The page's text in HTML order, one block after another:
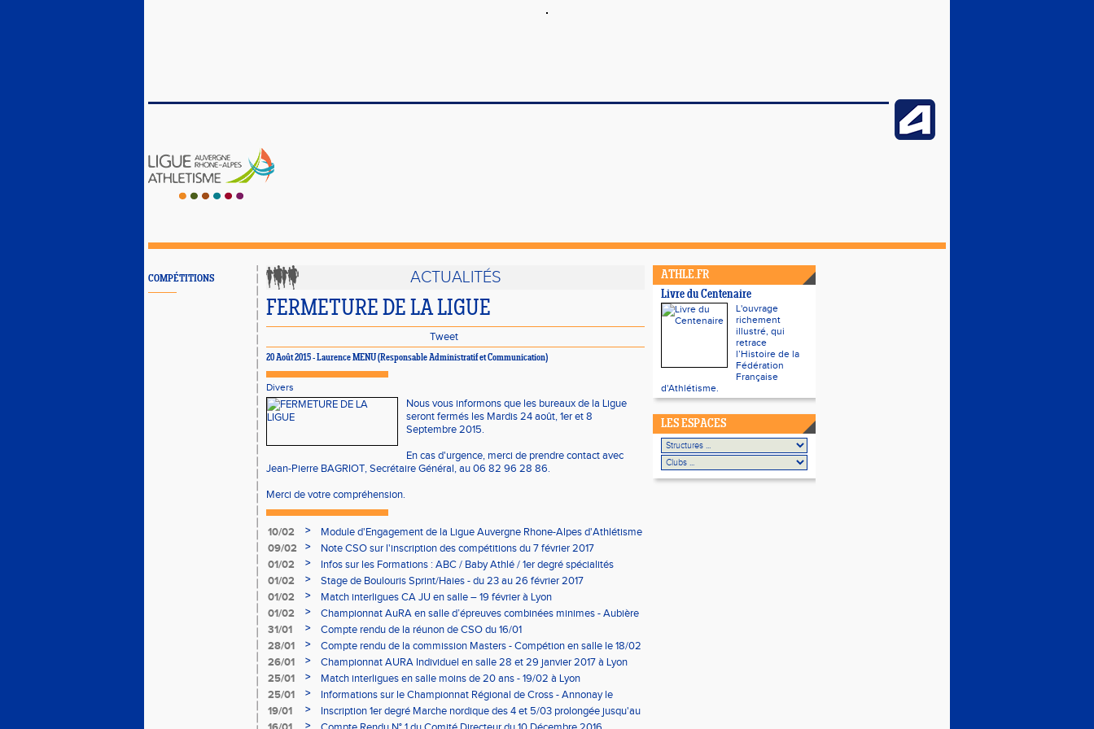
COMPÉTITIONS ACTUALITÉS
FERMETURE DE LA LIGUE
Tweet
20 Août 2015 -Laurence MENU(Responsable Administratif et Communication)
Divers
Nous vous informons que les bureaux de la Ligue
seront fermés les Mardis 24 août, 1er et 8
Septembre 2015.
En cas d'urgence, merci de prendre contact avec
Jean-Pierre BAGRIOT, Secrétaire Général, au 06 82 96 28 86.
Merci de votre compréhension.
10/02 >
Module d'Engagement de la Ligue Auvergne Rhone-Alpes d'Athlétisme
09/02
>
Note CSO sur l'inscription des compétitions du 7 février 2017
01/02
>
Infos sur les Formations : ABC / Baby Athlé / 1er degré spécialités
01/02
>
Stage de Boulouris Sprint/Haies - du 23 au 26 février 2017
01/02
>
Match interligues CA JU en salle – 19 février à Lyon
01/02
>
Championnat AuRA en salle d’épreuves combinées minimes - Aubière
- le 12 février
31/01 >
Compte rendu de la réunon de CSO du 16/01
28/01
>
Compte rendu de la commission Masters - Compétion en salle le 18/02
à Bourgoin
26/01 >
Championnat AURA Individuel en salle 28 et 29 janvier 2017 à Lyon
25/01
>
Match interligues en salle moins de 20 ans - 19/02 à Lyon
25/01
>
Informations sur le Championnat Régional de Cross - Annonay le
05/02
19/01 >
Inscription 1er degré Marche nordique des 4 et 5/03 prolongée jusqu'au
03/02 (sous condition)
>
ATHLE.FR
Livre du Centenaire
L'ouvrage
richement
illustré, qui
retrace
l’Histoire de la
Fédération
Française
d'Athlétisme.
LES ESPACES